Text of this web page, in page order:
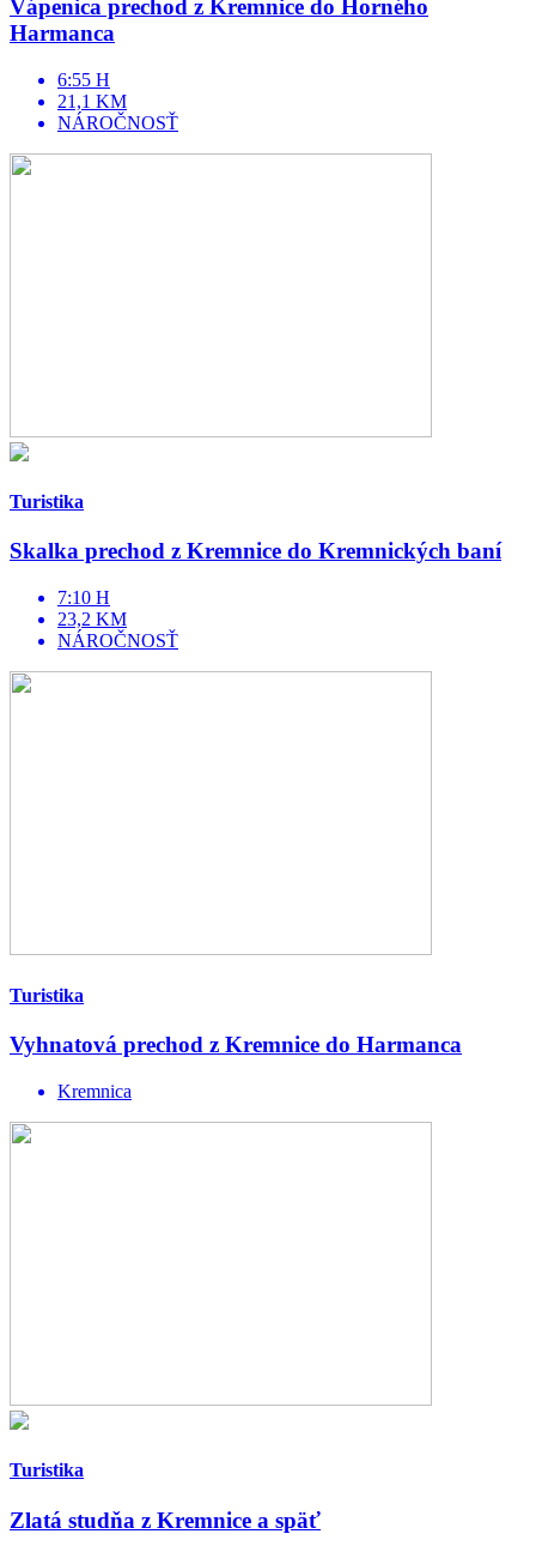
Vápenica prechod z Kremnice do Horného
Harmanca
6:55 H
21,1 KM
NÁROČNOSŤ
Turistika
Skalka prechod z Kremnice do Kremnických baní
7:10 H
23,2 KM
NÁROČNOSŤ
Turistika
Vyhnatová prechod z Kremnice do Harmanca
Kremnica
Turistika
Zlatá studňa z Kremnice a späť